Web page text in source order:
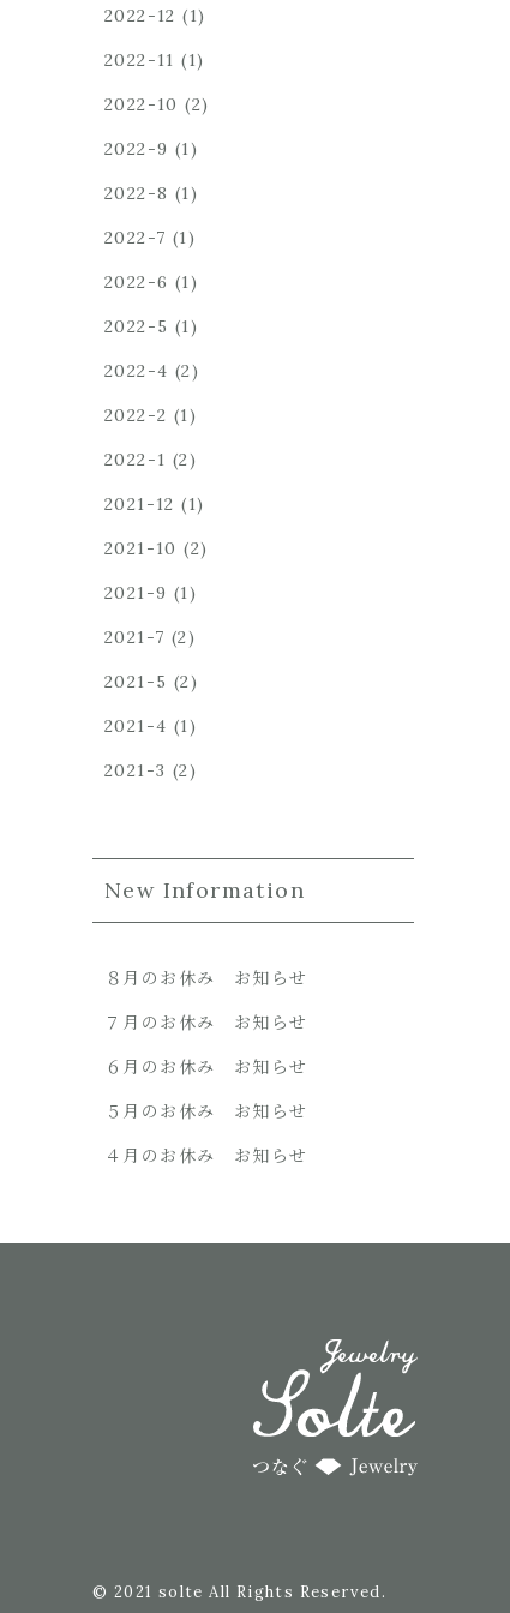
2022-12 (1)
2022-11 (1)
2022-10 (2)
2022-9 (1)
2022-8 (1)
2022-7 (1)
2022-6 (1)
2022-5 (1)
2022-4 (2)
2022-2 (1)
2022-1 (2)
2021-12 (1)
2021-10 (2)
2021-9 (1)
2021-7 (2)
2021-5 (2)
2021-4 (1)
2021-3 (2)
New Information
８月のお休み お知らせ
７月のお休み お知らせ
６月のお休み お知らせ
５月のお休み お知らせ
４月のお休み お知らせ
© 2021 solte All Rights Reserved.